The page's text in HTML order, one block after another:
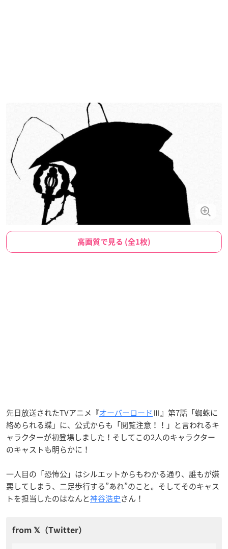
高画質で見る (全1枚)
先日放送されたTVアニメ『オーバーロード Ⅲ』第7話「蜘蛛に
絡められる蝶」に、公式からも「閲覧注意！！」と言われるキ
ャラクターが初登場しました！そしてこの2人のキャラクター
のキャストも明らかに！
一人目の「恐怖公」はシルエットからもわかる通り、誰もが嫌
悪してしまう、二足歩行する”あれ”のこと。そしてそのキャス
トを担当したのはなんと神谷浩史さん！